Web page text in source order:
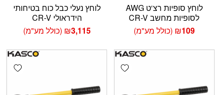
לוחץ סופיות רצ‘ט AWG
לסופיות מחשב CR-V
₪109 (כולל מע"מ)
לוחץ נעלי כבל כוח בטיחותי
הידראולי CR-V
₪3,115 (כולל מע"מ)
Add wishlist